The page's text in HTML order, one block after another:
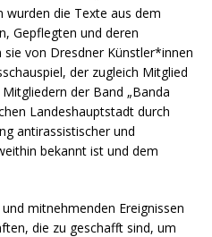
wurden die Texte aus dem
Gepflegten und deren
sie von Dresdner Künstler*innen
der zugleich Mitglied
der Band „Banda
Landeshauptstadt durch
antirassistischer und
bekannt ist und dem
mitnehmenden Ereignissen
die zu geschafft sind, um